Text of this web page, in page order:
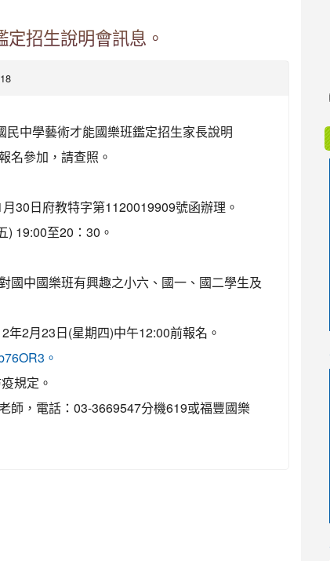
招生說明會訊息。
中學藝術才能國樂班鑑定招生家長說明
名參加，請查照。
30日府教特字第1120019909號函辦理。
) 19:00至20：30。
國中國樂班有興趣之小六、國一、國二學生及
年2月23日(星期四)中午12:00前報名。
。
規定。
師，電話：03-3669547分機619或福豐國樂